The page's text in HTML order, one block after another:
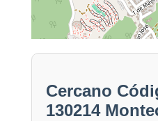
Cercano
130214